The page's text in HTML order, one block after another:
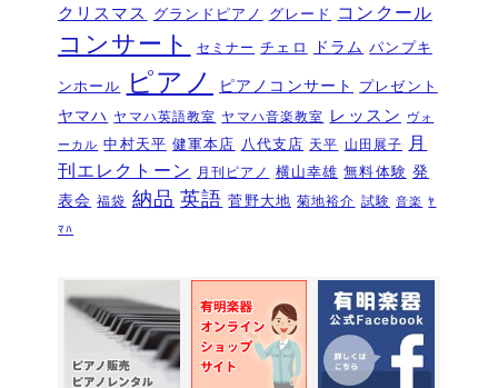
ピアノを購入するなら今！『ひと足早
いサマーセール』6/14～7/12
2026年6月7
ピアノ・アドヴェンチャー研究会発表
会を実施しました～🎵
新入会おめでとう！コンサートを実施
しました～～🎵 2026年5月2日
『ピアノ・アドヴェンチャー ベーシ
ックシリーズセミナー Vol,1』講座の
お知らせ 2026年4月14日
新型エレクトーン「ELS03シリーズ」
クリスマス グランドピアノ グレード コンクール
コンサート セミナー チェロ ドラム パンプキ
ンホール ピアノ ピアノコンサート プレゼント
ヤマハ ヤマハ英語教室 ヤマハ音楽教室 レッスン ヴォ
ーカル 中村天平 健軍本店 八代支店 天平 山田展子
月
刊エレクトーン
月刊ピアノ 横山幸雄 無料体験 発
表会 福袋 納品 英語 菅野大地 菊地裕介 試験 音楽 ﾔ
ﾏﾊ